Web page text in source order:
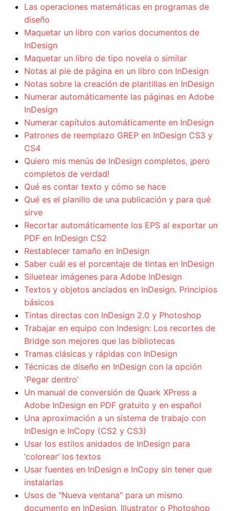
Las operaciones matemáticas en programas de
diseño
Maquetar un libro con varios documentos de
InDesign
Maquetar un libro de tipo novela o similar
Notas al pie de página en un libro con InDesign
Notas sobre la creación de plantillas en InDesign
Numerar automáticamente las páginas en Adobe
InDesign
Numerar capítulos automáticamente en InDesign
Patrones de reemplazo GREP en InDesign CS3 y
CS4
Quiero mis menús de InDesign completos, ¡pero
completos de verdad!
Qué es contar texto y cómo se hace
Qué es el planillo de una publicación y para qué
sirve
Recortar automáticamente los EPS al exportar un
PDF en InDesign CS2
Restablecer tamaño en InDesign
Saber cuál es el porcentaje de tintas en InDesign
Siluetear imágenes para Adobe InDesign
Textos y objetos anclados en InDesign. Principios
básicos
Tintas directas con InDesign 2.0 y Photoshop
Trabajar en equipo con Indesign: Los recortes de
Bridge son mejores que las bibliotecas
Tramas clásicas y rápidas con InDesign
Técnicas de diseño en InDesign con la opción
'Pegar dentro'
Un manual de conversión de Quark XPress a
Adobe InDesign en PDF gratuito y en español
Una aproximación a un sistema de trabajo con
InDesign e InCopy (CS2 y CS3)
Usar los estilos anidados de InDesign para
‘colorear’ los textos
Usar fuentes en InDesign e InCopy sin tener que
instalarlas
Usos de "Nueva ventana" para un mismo
documento en InDesign, Illustrator o Photoshop